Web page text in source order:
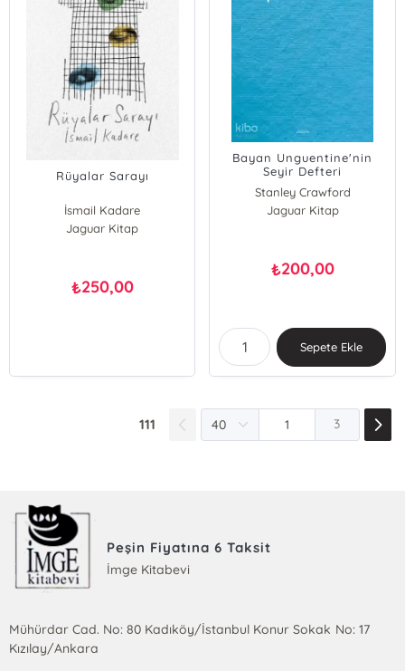
Rüyalar Sarayı
İsmail Kadare
Jaguar Kitap
₺250,00
Bayan Unguentine'nin
Seyir Defteri
Stanley Crawford
Jaguar Kitap
₺200,00
Sepete Ekle
111 3
Peşin Fiyatına 6 Taksit
İmge Kitabevi
Mühürdar Cad. No: 80 Kadıköy/İstanbul Konur Sokak No: 17
Kızılay/Ankara